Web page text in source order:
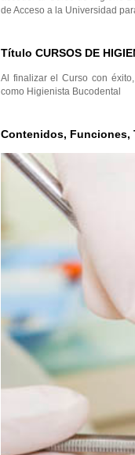
de Acceso a la Universidad
Título CURSOS DE
Al finalizar el Curso con
como Higienista Bucodental
Contenidos, Funciones,